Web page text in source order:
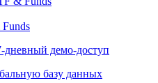
& Funds